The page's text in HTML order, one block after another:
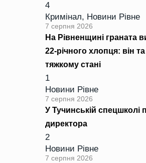
4
Кримінал, Новини Рівне
7 серпня 2026
На Рівненщині граната
22-річного хлопця: він
тяжкому стані
1
Новини Рівне
7 серпня 2026
У Тучинській спецшколі
директора
2
Новини Рівне
7 серпня 2026